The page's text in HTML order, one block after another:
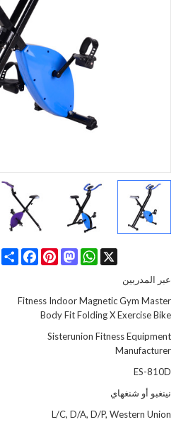
Share
FacebookPinterest
Mastodon
WhatsApp X
عبر المدربين
Fitness Indoor Magnetic Gym Master
Body Fit Folding X Exercise Bike
Sisterunion Fitness Equipment
Manufacturer
ES-810D
نينغبو أو شنغهاي
L/C, D/A, D/P, Western Union